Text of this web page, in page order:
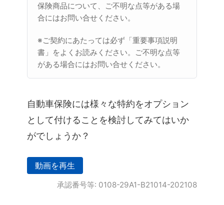
保険商品について、ご不明な点等がある場
合にはお問い合せください。
※ご契約にあたっては必ず「重要事項説明
書」をよくお読みください。ご不明な点等
がある場合にはお問い合せください。
自動車保険には様々な特約をオプション
として付けることを検討してみてはいか
がでしょうか？
動画を再生
承認番号等: 0108-29A1-B21014-202108